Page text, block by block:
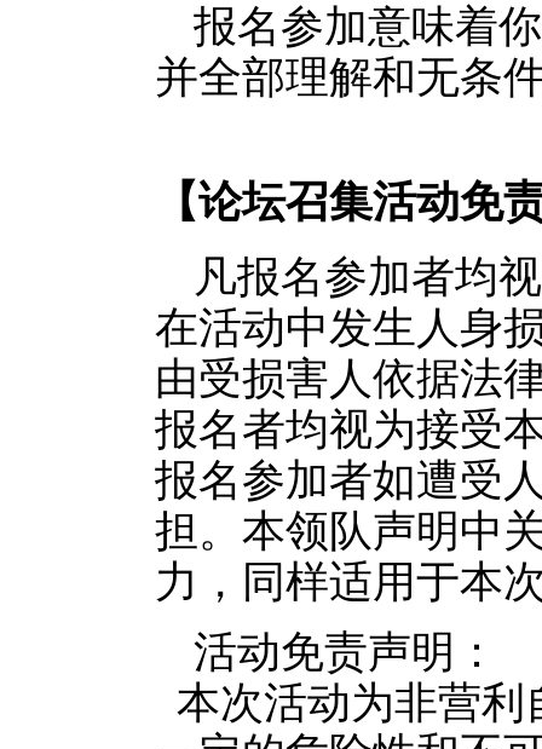
报名参加意味着
并全部理解和无条
【论坛召集活动
凡报名参加者均
在活动中发生人身
由受损害人依据法
报名者均视为接受
报名参加者如遭受
担。本领队声明中
力，同样适用于本
活动免责声明：
本次活动为非营